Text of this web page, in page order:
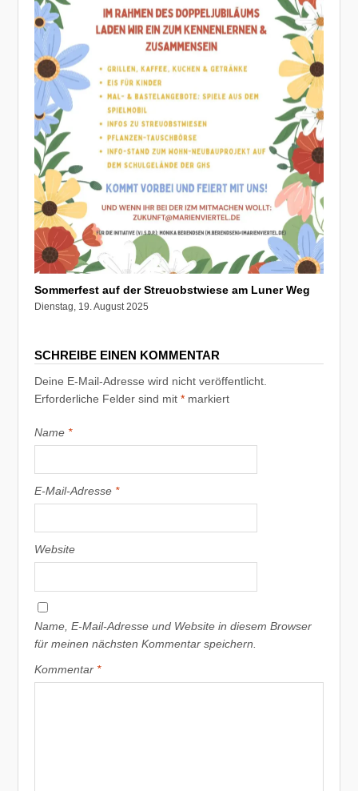
Sommerfest auf der Streuobstwiese am Luner Weg
Dienstag, 19. August 2025
SCHREIBE EINEN KOMMENTAR
Deine E-Mail-Adresse wird nicht veröffentlicht.
Erforderliche Felder sind mit* markiert
Name *
E-Mail-Adresse *
Website
Name, E-Mail-Adresse und Website in diesem Browser
für meinen nächsten Kommentar speichern.
Kommentar *